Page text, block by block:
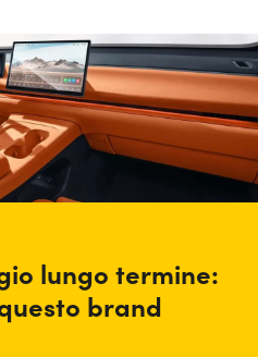
alle proprie esigenze,
per chilometraggio, durata
noleggio lungo
Iva, questa formula
per entrare nel mondo
mobilità elettrica.
lungo termine:
brand